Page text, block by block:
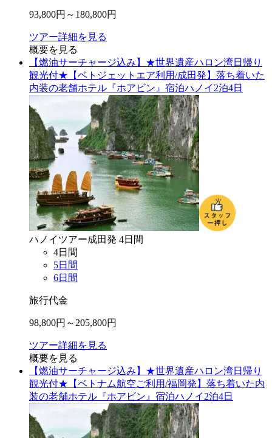
93,800円～ 180,800円
ツアー詳細を見る
概要を見る
【燃油サーチャージ込み】★世界遺産ハロン湾日帰り
観光付★【ベトジェットエア利用/成田発】落ち着いた
内装の老舗ホテル『ホアビン』宿泊ハノイ2泊4日
ハノイ ツアー成田発 4日間
4日間
5日間
6日間
旅行代金
98,800円～ 205,800円
ツアー詳細を見る
概要を見る
【燃油サーチャージ込み】★世界遺産ハロン湾日帰り
観光付★【ベトナム航空ご利用/福岡発】落ち着いた内
装の老舗ホテル『ホアビン』宿泊ハノイ2泊4日